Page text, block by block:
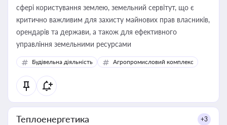
сфері користування землею, земельний сервітут, що є
критично важливим для захисту майнових прав власників,
орендарів та держави, а також для ефективного
управління земельними ресурсами
Будівельна діяльність Агропромисловий комплекс
Теплоенергетика +3